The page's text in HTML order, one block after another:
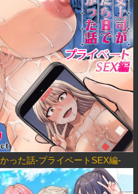
った話-プライベートSEX編-